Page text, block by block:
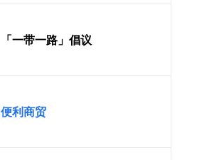
「一带一路」倡议
便利商贸